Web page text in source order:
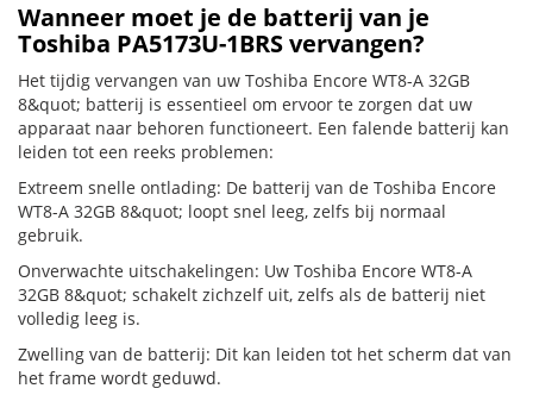
Wanneer moet je de batterij van je
Toshiba PA5173U-1BRS vervangen?
Het tijdig vervangen van uw Toshiba Encore WT8-A 32GB
8&quot; batterij is essentieel om ervoor te zorgen dat uw
apparaat naar behoren functioneert. Een falende batterij kan
leiden tot een reeks problemen:
Extreem snelle ontlading: De batterij van de Toshiba Encore
WT8-A 32GB 8&quot; loopt snel leeg, zelfs bij normaal
gebruik.
Onverwachte uitschakelingen: Uw Toshiba Encore WT8-A
32GB 8&quot; schakelt zichzelf uit, zelfs als de batterij niet
volledig leeg is.
Zwelling van de batterij: Dit kan leiden tot het scherm dat van
het frame wordt geduwd.